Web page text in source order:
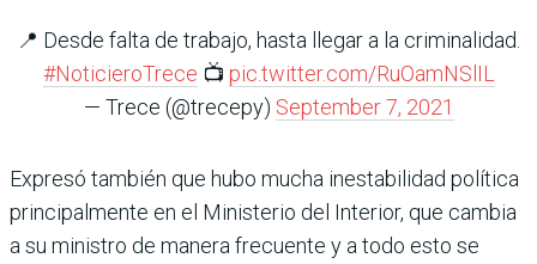
📍 Desde falta de trabajo, hasta llegar a la criminalidad.
#NoticieroTrece 📺 pic.twitter.com/RuOamNSlIL
— Trece (@trecepy) September 7, 2021
Expresó también que hubo mucha inestabilidad política
principalmente en el Ministerio del Interior, que cambia
a su ministro de manera frecuente y a todo esto se